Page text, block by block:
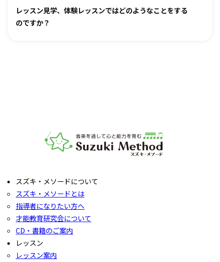
お月謝は教室により異なります。教室情報ページ をご参照く
ださい。
レッスン見学、体験レッスンではどのようなことをする
のですか？
音楽教室スズキ・メソード | 公益社団法人才能教育研究
スズキ・メソードについて
スズキ・メソードとは
指導者になりたい方へ
才能教育研究会について
CD・書籍のご案内
レッスン
レッスン案内